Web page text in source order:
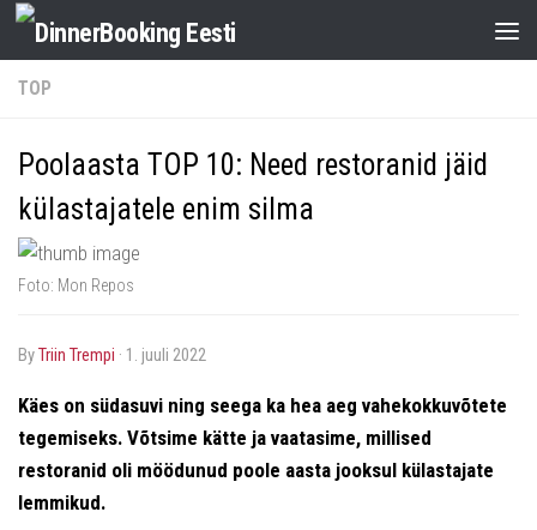
TOP
Poolaasta TOP 10: Need restoranid jäid
külastajatele enim silma
Foto: Mon Repos
byTriin Trempi · 1. juuli 2022
Käes on südasuvi ning seega ka hea aeg vahekokkuvõtete
tegemiseks. Võtsime kätte ja vaatasime, millised
restoranid oli möödunud poole aasta jooksul külastajate
lemmikud.